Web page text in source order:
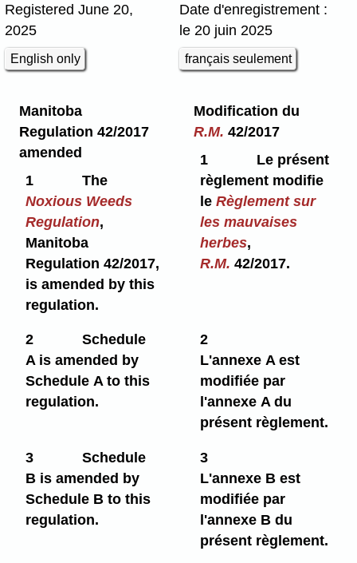
Registered June 20,
2025
English only
Date d'enregistrement :
le 20 juin 2025
français seulement
Manitoba
Regulation 42/2017
amended
1
The
Noxious Weeds
Regulation,
Manitoba
Regulation 42/2017,
is amended by this
regulation.
Modification du
R.M. 42/2017
1
Le présent
règlement modifie
leRèglement sur
les mauvaises
herbes,
R.M.42/2017.
2
Schedule
A is amended by
Schedule A to this
regulation.
2
L'annexe A est
modifiée par
l'annexe A du
présent règlement.
3
Schedule
B is amended by
Schedule B to this
regulation.
3
L'annexe B est
modifiée par
l'annexe B du
présent règlement.